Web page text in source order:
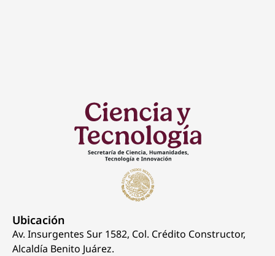
Ubicación
Av. Insurgentes Sur 1582, Col. Crédito Constructor,
Alcaldía Benito Juárez.